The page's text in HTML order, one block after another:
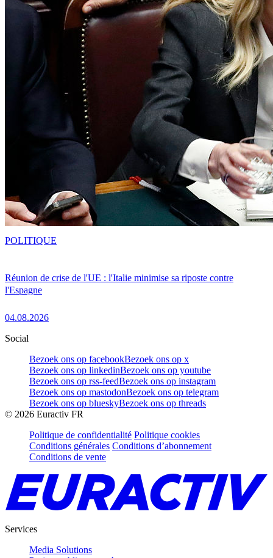
Réunion de crise de l'UE : l'Italie minimise sa riposte contre
l'Espagne
04.08.2026
POLITIQUE
Social
Bezoek ons op facebookBezoek ons op x
Bezoek ons op linkedinBezoek ons op youtube
Bezoek ons op rss-feedBezoek ons op instagram
Bezoek ons op mastodonBezoek ons op telegram
Bezoek ons op blueskyBezoek ons op threads
© 2026 Euractiv FR
Politique de confidentialité Politique cookies
Conditions générales Conditions d’abonnement
Conditions de vente
Services
Media Solutions